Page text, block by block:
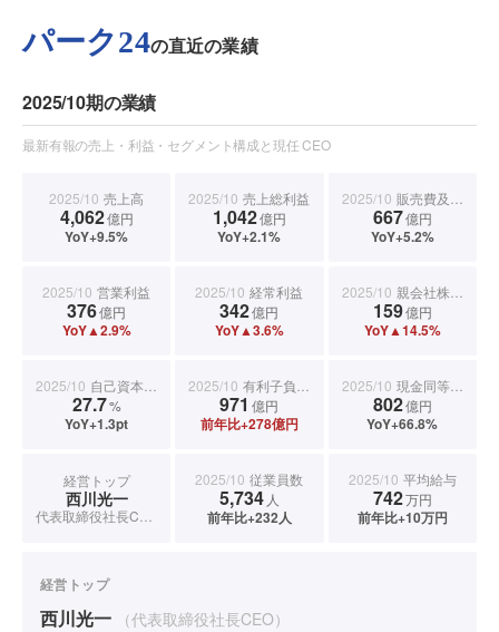
パーク24の直近の業績
2025/10期の業績
最新有報の売上・利益・セグメント構成と現任 CEO
2025/10 売上高
4,062億円
YoY+9.5%
2025/10 売上総利益
1,042億円
YoY+2.1%
2025/10 販売費及び一般管理費
667億円
YoY+5.2%
2025/10 営業利益
376億円
YoY▲2.9%
2025/10 経常利益
342億円
YoY▲3.6%
2025/10 親会社株主に帰属する当期純利益
159億円
YoY▲14.5%
2025/10 自己資本比率
27.7%
YoY+1.3pt
2025/10 有利子負債合計
971 億円
前年比+278億円
2025/10 現金同等物期末残高
802億円
YoY+66.8%
経営トップ
西川光一
2025/10 従業員数
5,734 人
前年比+232人
2025/10 平均給与
742万円
前年比+10万円
経営トップ
西川光一 （代表取締役社長CEO）